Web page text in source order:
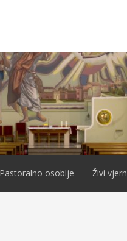
Pastoralno osoblje Živi